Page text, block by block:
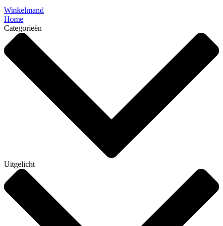
Winkelmand
Home
Categorieën
Uitgelicht